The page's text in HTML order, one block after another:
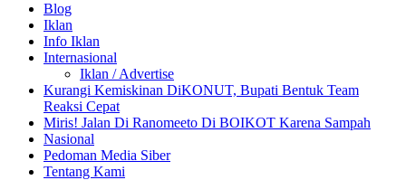
Blog
Iklan
Info Iklan
Internasional
Iklan / Advertise
Kurangi Kemiskinan DiKONUT, Bupati Bentuk Team
Reaksi Cepat
Miris! Jalan Di Ranomeeto Di BOIKOT Karena Sampah
Nasional
Pedoman Media Siber
Tentang Kami